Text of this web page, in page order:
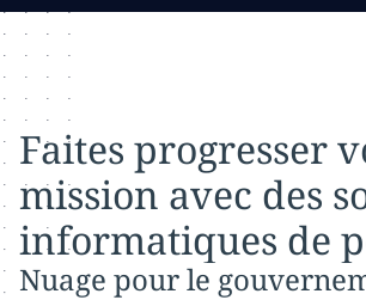
Faites progresser
mission avec des
informatiques de
Nuage pour le